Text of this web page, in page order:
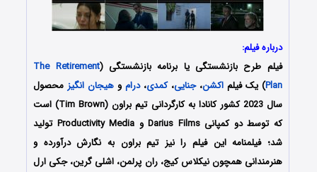
درباره فیلم:
فیلم طرح بازنشستگی یا برنامه بازنشستگی (
The Retirement
Plan) یک فیلماکشن،جنایی،کمدی،درامو هیجان انگیز محصول
سال 2023 کشور کانادا به کارگردانی تیم براون (Tim Brown) است
که توسط دو کمپانی Darius Films و Productivity Media تولید
شد؛ فیلمنامه این فیلم را نیز تیم براون به نگارش درآورده و
هنرمندانی همچون نیکلاس کیج، ران پرلمن، اشلی گرین، جکی ارل